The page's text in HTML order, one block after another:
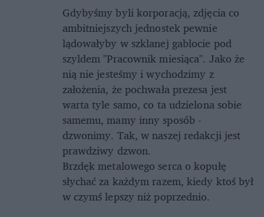
Gdybyśmy byli korporacją, zdjęcia co
ambitniejszych jednostek pewnie
lądowałyby w szklanej gablocie pod
szyldem "Pracownik miesiąca". Jako że
nią nie jesteśmy i wychodzimy z
założenia, że pochwała prezesa jest
warta tyle samo, co ta udzielona sobie
samemu, mamy inny sposób -
dzwonimy. Tak, w naszej redakcji jest
prawdziwy dzwon.
Brzdęk metalowego serca o kopułę
słychać za każdym razem, kiedy ktoś był
w czymś lepszy niż poprzednio.